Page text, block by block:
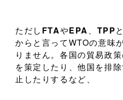
ただし FTAやEPA 、 TPP
からと言ってWTOの意味
りません。各国の貿易政
を策定したり、他国を排
止したりするなど、